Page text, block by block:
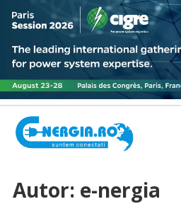
Autor: e-nergia